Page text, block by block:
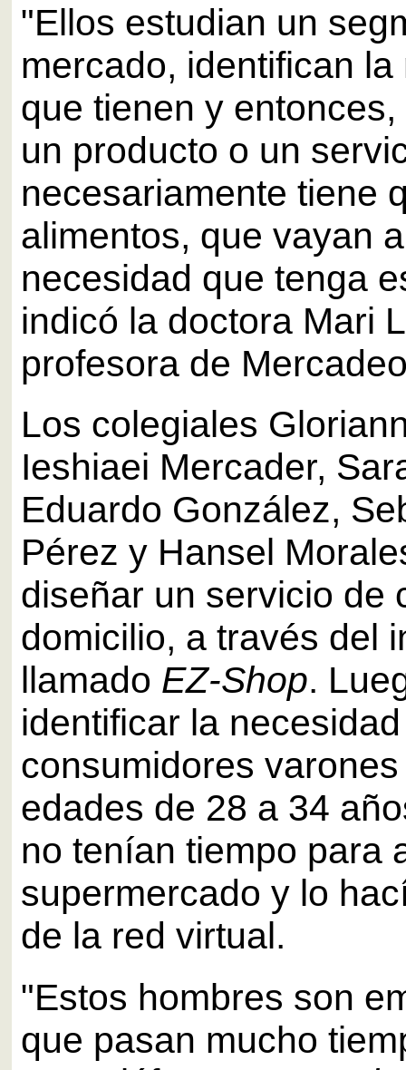
"Ellos estudian un
mercado, identifican
que tienen y
un producto o un
necesariamente tiene
alimentos, que vayan
necesidad que tenga
indicó la doctora Mari
profesora de
Los colegiales
Ieshiaei Mercader,
Eduardo González,
Pérez y Hansel
diseñar un servicio de
domicilio, a través del
llamado EZ-Shop.
identificar la
consumidores
edades de 28 a 34
no tenían tiempo para
supermercado y lo
de la red virtual.
"Estos hombres son
que pasan mucho